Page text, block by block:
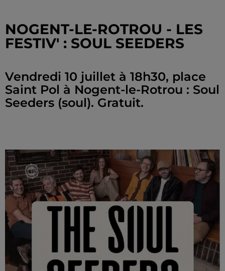
NOGENT-LE-ROTROU - LES
FESTIV' : SOUL SEEDERS
Vendredi 10 juillet à 18h30, place
Saint Pol à Nogent-le-Rotrou : Soul
Seeders (soul). Gratuit.